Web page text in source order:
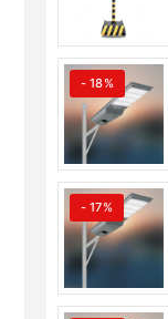
- 18%
- 17%